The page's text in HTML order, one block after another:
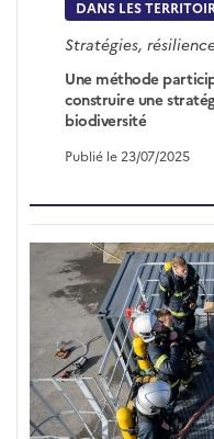
DANS LES
Stratégies,
Une méthode
construire une
biodiversité
Publié le 23/07/2025